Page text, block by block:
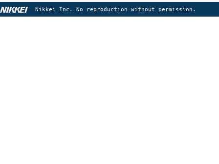
Nikkei Inc. No reproduction without permission.